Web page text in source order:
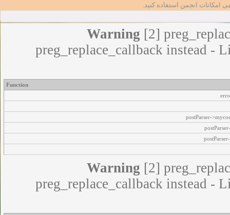
امکانات انجمن استفاده کنید.
Warning [2]
preg_replace_callback instead -
Function
postParser-
Warning [2]
preg_replace_callback instead -